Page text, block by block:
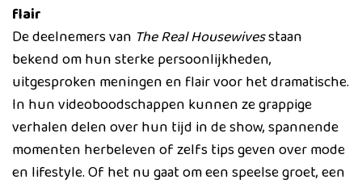
flair
De deelnemers van The Real Housewivesstaan
bekend om hun sterke persoonlijkheden,
uitgesproken meningen en flair voor het dramatische.
In hun videoboodschappen kunnen ze grappige
verhalen delen over hun tijd in de show, spannende
momenten herbeleven of zelfs tips geven over mode
en lifestyle. Of het nu gaat om een speelse groet, een